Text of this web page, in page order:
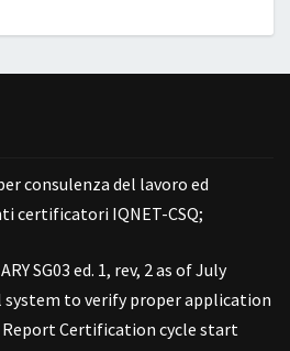
consulenza del lavoro ed
certificatori IQNET-CSQ;
SG03 ed. 1, rev, 2 as of July
to verify proper application
Report Certification cycle start